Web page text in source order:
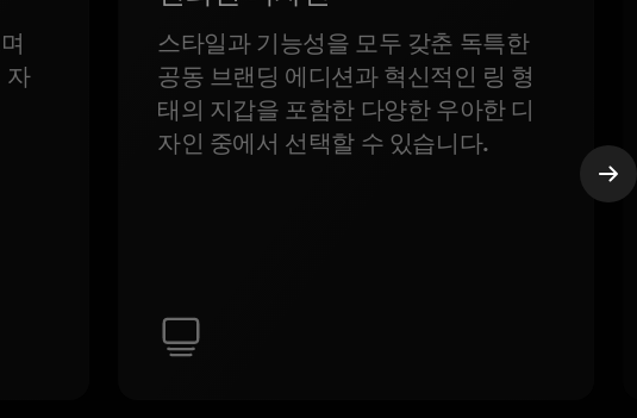
자
스타일과 기능성을 모두 갖춘 독특한
공동 브랜딩 에디션과 혁신적인 링 형
태의 지갑을 포함한 다양한 우아한 디
자인 중에서 선택할 수 있습니다.